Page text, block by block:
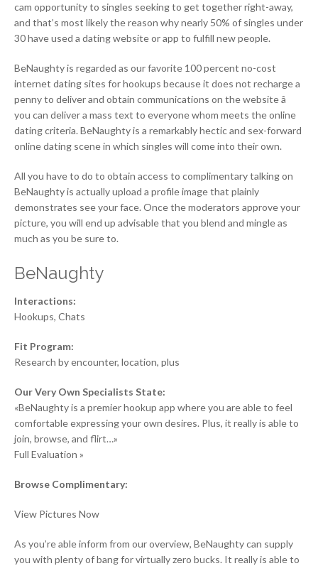
cam opportunity to singles seeking to get together right-away,
and that’s most likely the reason why nearly 50% of singles under
30 have used a dating website or app to fulfill new people.
BeNaughty is regarded as our favorite 100 percent no-cost
internet dating sites for hookups because it does not recharge a
penny to deliver and obtain communications on the website â
you can deliver a mass text to everyone whom meets the online
dating criteria. BeNaughty is a remarkably hectic and sex-forward
online dating scene in which singles will come into their own.
All you have to do to obtain access to complimentary talking on
BeNaughty is actually upload a profile image that plainly
demonstrates see your face. Once the moderators approve your
picture, you will end up advisable that you blend and mingle as
much as you be sure to.
BeNaughty
Interactions:
Hookups, Chats
Fit Program:
Research by encounter, location, plus
Our Very Own Specialists State:
«BeNaughty is a premier hookup app where you are able to feel
comfortable expressing your own desires. Plus, it really is able to
join, browse, and flirt…»
Full Evaluation »
Browse Complimentary:
View Pictures Now
As you’re able inform from our overview, BeNaughty can supply
you with plenty of bang for virtually zero bucks. It really is able to